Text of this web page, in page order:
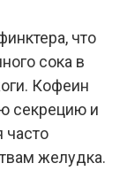
что
сока в
Кофеин
секрецию и
часто
желудка.